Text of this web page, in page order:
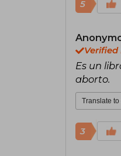
5
Verified
Es un
aborto.
Translate to
3